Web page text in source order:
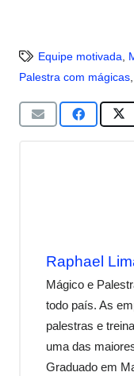
Equipe motivada
Palestra com mágicas
Raphael
Mágico e
todo país. As
palestras e
uma das
Graduado em